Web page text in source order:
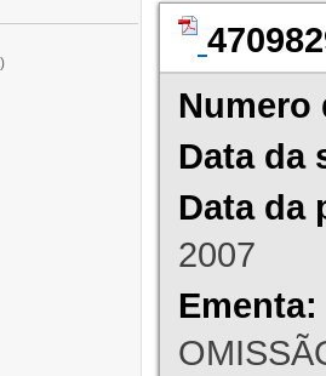
Numero
Data da
Data da
2007
Ementa: